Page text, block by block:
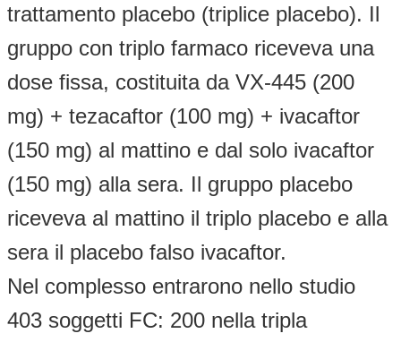
trattamento placebo (triplice placebo). Il
gruppo con triplo farmaco riceveva una
dose fissa, costituita da VX-445 (200
mg) + tezacaftor (100 mg) + ivacaftor
(150 mg) al mattino e dal solo ivacaftor
(150 mg) alla sera. Il gruppo placebo
riceveva al mattino il triplo placebo e alla
sera il placebo falso ivacaftor.
Nel complesso entrarono nello studio
403 soggetti FC: 200 nella tripla